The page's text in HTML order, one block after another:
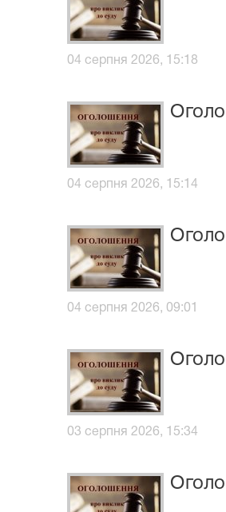
04 серпня 2026, 15:18
04 серпня 2026, 15:14
04 серпня 2026, 09:01
03 серпня 2026, 15:34